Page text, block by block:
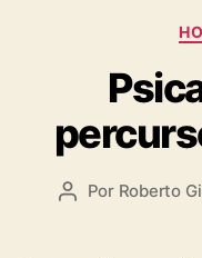
Autor
Por Roberto